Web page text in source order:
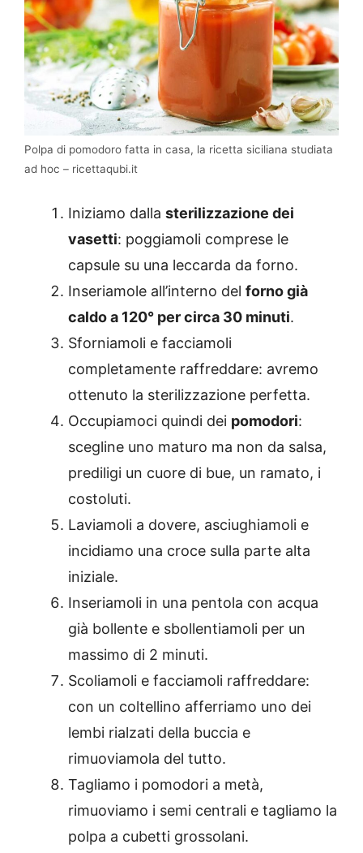
Polpa di pomodoro fatta in casa, la ricetta siciliana studiata
ad hoc – ricettaqubi.it
Iniziamo dalla sterilizzazione dei
vasetti: poggiamoli comprese le
capsule su una leccarda da forno.
Inseriamole all’interno del forno già
caldo a 120° per circa 30 minuti.
Sforniamoli e facciamoli
completamente raffreddare: avremo
ottenuto la sterilizzazione perfetta.
Occupiamoci quindi dei pomodori:
scegline uno maturo ma non da salsa,
prediligi un cuore di bue, un ramato, i
costoluti.
Laviamoli a dovere, asciughiamoli e
incidiamo una croce sulla parte alta
iniziale.
Inseriamoli in una pentola con acqua
già bollente e sbollentiamoli per un
massimo di 2 minuti.
Scoliamoli e facciamoli raffreddare:
con un coltellino afferriamo uno dei
lembi rialzati della buccia e
rimuoviamola del tutto.
Tagliamo i pomodori a metà,
rimuoviamo i semi centrali e tagliamo la
polpa a cubetti grossolani.